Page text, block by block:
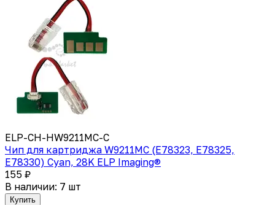
ELP-CH-HW9211MC-C
Чип для картриджа W9211MC (E78323, E78325,
E78330) Cyan, 28K ELP Imaging®
155 ₽
В наличии: 7 шт
Купить